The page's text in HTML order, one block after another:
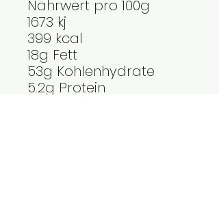
Nährwert pro 100g
1673 kj
399 kcal
18g Fett
53g Kohlenhydrate
5.2g Protein